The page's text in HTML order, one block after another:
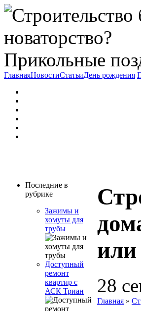
Прикольные
ГлавнаяНовостиСтатьиДень рождения
Последние в
рубрике
Зажимы и
хомуты для
трубы
Доступный
ремонт
квартир с
АСК Триан
или
28
Главная »